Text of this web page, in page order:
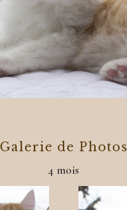
Galerie de Photos
4 mois